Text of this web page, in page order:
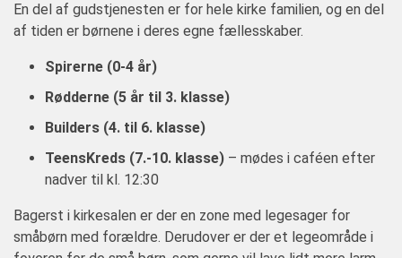
En del af gudstjenesten er for hele kirke familien, og en del
af tiden er børnene i deres egne fællesskaber.
Spirerne (0-4 år)
Rødderne (5 år til 3. klasse)
Builders (4. til 6. klasse)
TeensKreds (7.-10. klasse) – mødes i caféen efter
nadver til kl. 12:30
Bagerst i kirkesalen er der en zone med legesager for
småbørn med forældre. Derudover er der et legeområde i